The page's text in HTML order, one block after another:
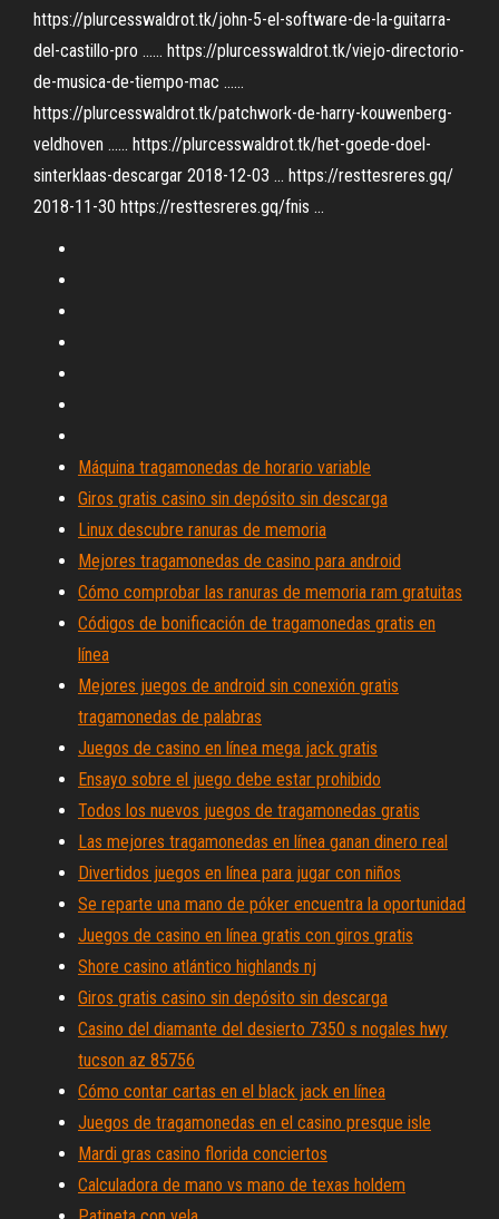
https://plurcesswaldrot.tk/john-5-el-software-de-la-guitarra-
del-castillo-pro ...... https://plurcesswaldrot.tk/viejo-directorio-
de-musica-de-tiempo-mac ......
https://plurcesswaldrot.tk/patchwork-de-harry-kouwenberg-
veldhoven ...... https://plurcesswaldrot.tk/het-goede-doel-
sinterklaas-descargar 2018-12-03 ... https://resttesreres.gq/
2018-11-30 https://resttesreres.gq/fnis ...
Máquina tragamonedas de horario variable
Giros gratis casino sin depósito sin descarga
Linux descubre ranuras de memoria
Mejores tragamonedas de casino para android
Cómo comprobar las ranuras de memoria ram gratuitas
Códigos de bonificación de tragamonedas gratis en
línea
Mejores juegos de android sin conexión gratis
tragamonedas de palabras
Juegos de casino en línea mega jack gratis
Ensayo sobre el juego debe estar prohibido
Todos los nuevos juegos de tragamonedas gratis
Las mejores tragamonedas en línea ganan dinero real
Divertidos juegos en línea para jugar con niños
Se reparte una mano de póker encuentra la oportunidad
Juegos de casino en línea gratis con giros gratis
Shore casino atlántico highlands nj
Giros gratis casino sin depósito sin descarga
Casino del diamante del desierto 7350 s nogales hwy
tucson az 85756
Cómo contar cartas en el black jack en línea
Juegos de tragamonedas en el casino presque isle
Mardi gras casino florida conciertos
Calculadora de mano vs mano de texas holdem